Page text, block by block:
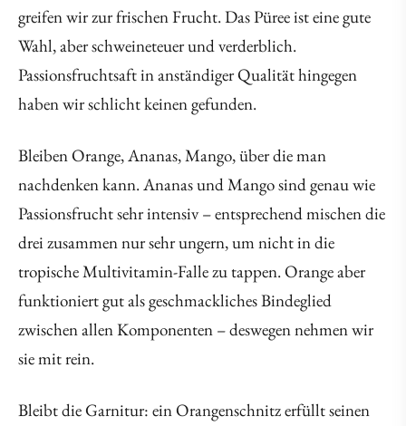
greifen wir zur frischen Frucht. Das Püree ist eine gute
Wahl, aber schweineteuer und verderblich.
Passionsfruchtsaft in anständiger Qualität hingegen
haben wir schlicht keinen gefunden.
Bleiben Orange, Ananas, Mango, über die man
nachdenken kann. Ananas und Mango sind genau wie
Passionsfrucht sehr intensiv – entsprechend mischen die
drei zusammen nur sehr ungern, um nicht in die
tropische Multivitamin-Falle zu tappen. Orange aber
funktioniert gut als geschmackliches Bindeglied
zwischen allen Komponenten – deswegen nehmen wir
sie mit rein.
Bleibt die Garnitur: ein Orangenschnitz erfüllt seinen